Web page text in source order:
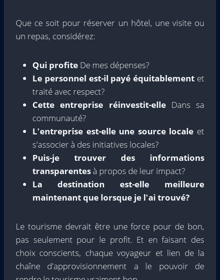
Que ce soit pour réserver un hôtel, une visite ou
un repas, considérez:
Qui profite De mes dépenses?
Le personnel est-il payé équitablement et
traité avec respect?
Cette entreprise réinvestit-elleDans sa
communauté?
L'entreprise est-elle une source locale et
s'associer à des initiatives locales?
Puis-je trouver des informations
transparentesà propos de leur impact?
La destination est-elle meilleure
maintenant que lorsque je l'ai trouvé?
Le tourisme devrait être une force pour de bon,
pas seulement pour le profit. Et en faisant des
choix conscients, chaque voyageur et lien de la
chaîne d'approvisionnement a le pouvoir de